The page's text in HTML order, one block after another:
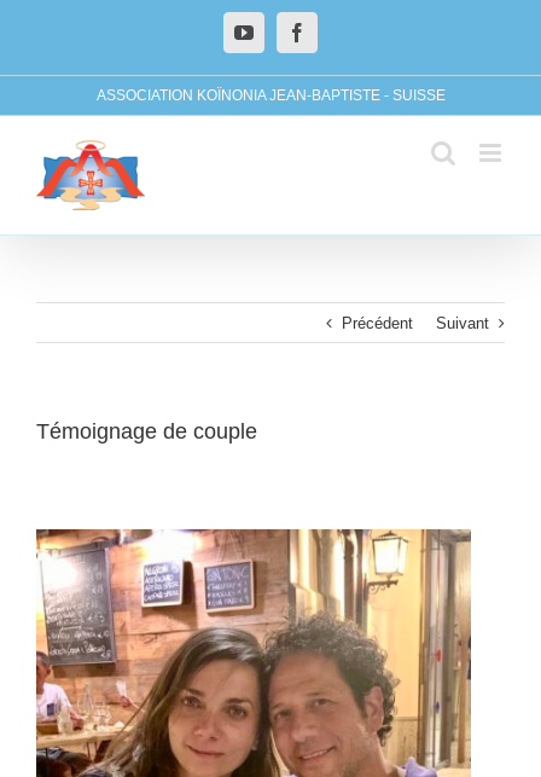
YouTube
ASSOCIATION KOÏNONIA JEAN-BAPTISTE - SUISSE
Précédent Suivant
Témoignage de couple